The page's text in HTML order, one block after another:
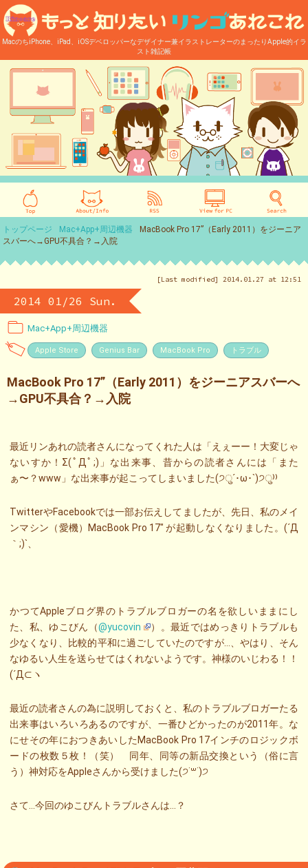
MacのちiPhone、iPad、iOSデベロッパーなデザイナー兼イラストレーターのまったりApple的イラ
スト雑記帳
トップページ Mac+App+周辺機器
MacBook Pro 17”（Early 2011）をジーニア
スバーへ→GPU不具合？→入院
[Last modified] 2014.01.27 at 12:51
2014 01/26 Sun.
Mac+App+周辺機器
Apple Store Genius Bar MacBook Pro トラブル
MacBook Pro 17”（Early 2011）をジーニアスバーへ
→GPU不具合？→入院
最近リンあれの読者さんになってくれた人は「えぇーー！大変じゃ
ないすか！Σ(ﾟДﾟ;)」な出来事、昔からの読者さんには「また
ぁ〜？www」な出来事が起こってしまいました(੭ु´･ω･`)੭ु⁾⁾
TwitterやFacebookでは一部お伝えしてましたが、先日、私のメイ
ンマシン（愛機）MacBook Pro 17″ が起動しなくなりました。(´Д
｀;)`、
かつてAppleブログ界のトラブルブロガーの名を欲しいままにし
た、私、ゆこびん（@yucovin
）。最近ではめっきりトラブルも
少なくなり、比較的平和に過ごしていたのですが…、やはり、そん
なゆるい人生を送らせてはくれないようです。神様のいじわる！！
(´Д⊂ヽ
最近の読者さんの為に説明しておくと、私のトラブルブロガーたる
出来事はいろいろあるのですが、一番ひどかったのが2011年。な
にせその年におつきあいしたMacBook Pro 17インチのロジックボ
ードの枚数５枚！（笑） 同年、同等の新品交換という（俗に言
う）神対応をAppleさんから受けました(੭˙꒳˙)੭
さて…今回のゆこびんトラブルさんは…？